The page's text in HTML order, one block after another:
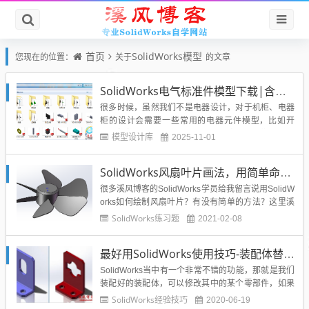
您现在的位置： 首页 关于SolidWorks模型 的文章
SolidWorks电气标准件模型下载|含三色报警灯开关按钮电磁阀风扇等等元器件模型
很多时候，虽然我们不是电器设计，对于机柜、电器
柜的设计会需要一些常用的电器元件模型，比如开
关，报警灯等等，往往这些都是外购件，我们不需要
风搜集了一些电器元器件，欢迎大家下载并扩充电器
元件模型库。...
模型设计库 2025-11-01
SolidWorks风扇叶片画法，用简单命令实现风扇扇叶的建模
很多溪风博客的SolidWorks学员给我留言说用SolidW
orks如何绘制风扇叶片？有没有简单的方法？这里溪
风就结合他人经验给大家做一个SolidWorks风扇叶片
扇叶片建模步骤1、打...
SolidWorks练习题 2021-02-08
最好用SolidWorks使用技巧-装配体替换零部件
SolidWorks当中有一个非常不错的功能，那就是我们
装配好的装配体，可以修改其中的某个零部件，如果
零部件相似，那么零部件的配合都可以更换过来，非
SolidWorks经验技巧 2020-06-19